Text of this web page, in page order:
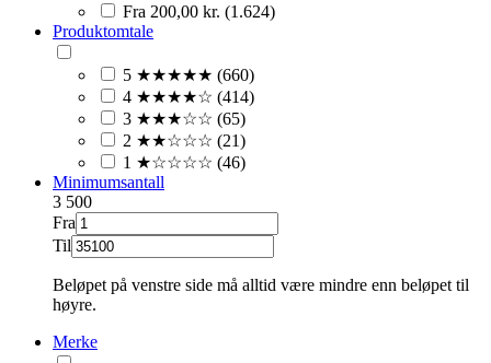
Fra 200,00 kr. (1.624)
Produktomtale
5 ★★★★★ (660)
4 ★★★★☆ (414)
3 ★★★☆☆ (65)
2 ★★☆☆☆ (21)
1 ★☆☆☆☆ (46)
Minimumsantall
3 500
Fra
Til
Beløpet på venstre side må alltid være mindre enn beløpet til
høyre.
Merke